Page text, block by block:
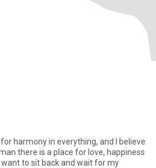
harmony in everything, and I believe
there is a place for love, happiness
to sit back and wait for my